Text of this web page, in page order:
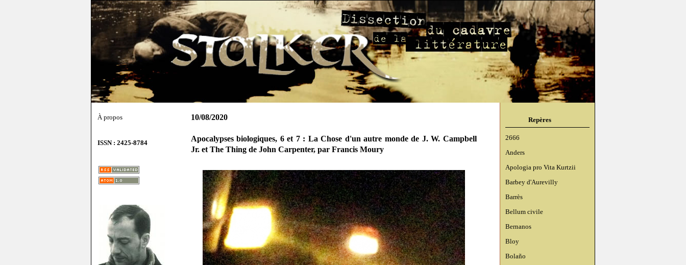
À propos
ISSN : 2425-8784
Repères
2666
Anders
Apologia pro Vita Kurtzii
Barbey d'Aurevilly
Barrès
Bellum civile
Bernanos
Bloy
Bolaño
10/08/2020
Apocalypses biologiques, 6 et 7 : La Chose d'un autre monde de J. W. Campbell
Jr. et The Thing de John Carpenter, par Francis Moury